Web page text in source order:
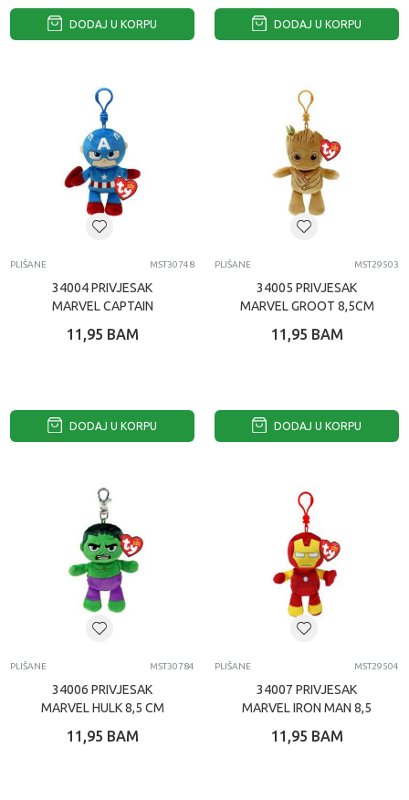
DODAJ U KORPU DODAJ U KORPU
PLIŠANE MST30748
34004 PRIVJESAK
MARVEL CAPTAIN
11,95 BAM
DODAJ U KORPU
PLIŠANE MST29503
34005 PRIVJESAK
MARVEL GROOT 8,5CM
11,95 BAM
DODAJ U KORPU
PLIŠANE MST30784
34006 PRIVJESAK
MARVEL HULK 8,5 CM
11,95 BAM
PLIŠANE MST29504
34007 PRIVJESAK
MARVEL IRON MAN 8,5
11,95 BAM